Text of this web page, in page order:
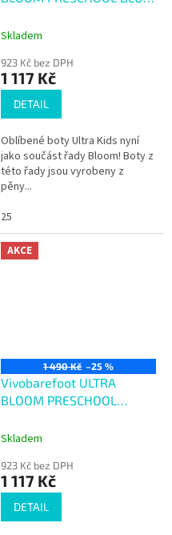
Skladem
923 Kč bez DPH
1 117 Kč
DETAIL
Oblíbené boty Ultra Kids nyní
jako součást řady Bloom! Boty z
této řady jsou vyrobeny z
pěny...
25
AKCE
1 490 Kč –25 %
Vivobarefoot ULTRA
BLOOM PRESCHOOL
Skladem
923 Kč bez DPH
1 117 Kč
DETAIL